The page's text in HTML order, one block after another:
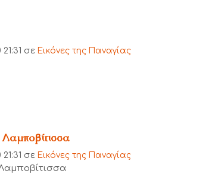
σε Εικόνες της Παναγίας
σε Εικόνες της Παναγίας